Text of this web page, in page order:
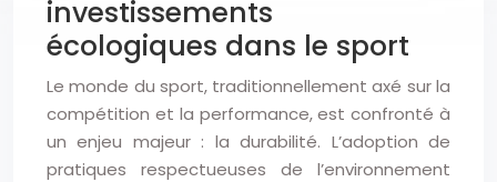
investissements
écologiques dans le sport
Le monde du sport, traditionnellement axé sur la
compétition et la performance, est confronté à
un enjeu majeur : la durabilité. L’adoption de
pratiques respectueuses de l’environnement